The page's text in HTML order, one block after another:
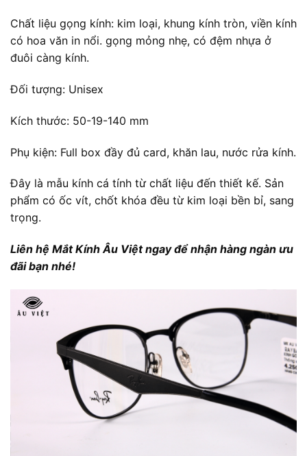
Chất liệu gọng kính: kim loại, khung kính tròn, viền kính
có hoa văn in nổi. gọng mỏng nhẹ, có đệm nhựa ở
đuôi càng kính.
Đối tượng: Unisex
Kích thước: 50-19-140 mm
Phụ kiện: Full box đầy đủ card, khăn lau, nước rửa kính.
Đây là mẫu kính cá tính từ chất liệu đến thiết kế. Sản
phẩm có ốc vít, chốt khóa đều từ kim loại bền bỉ, sang
trọng.
Liên hệ Mắt Kính Âu Việt ngay để nhận hàng ngàn ưu
đãi bạn nhé!